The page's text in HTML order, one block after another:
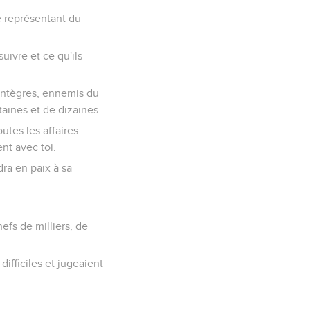
représentant du
et ce qu'ils
ennemis du
et de dizaines.
les affaires
avec toi.
en paix à sa
de milliers, de
difficiles et jugeaient